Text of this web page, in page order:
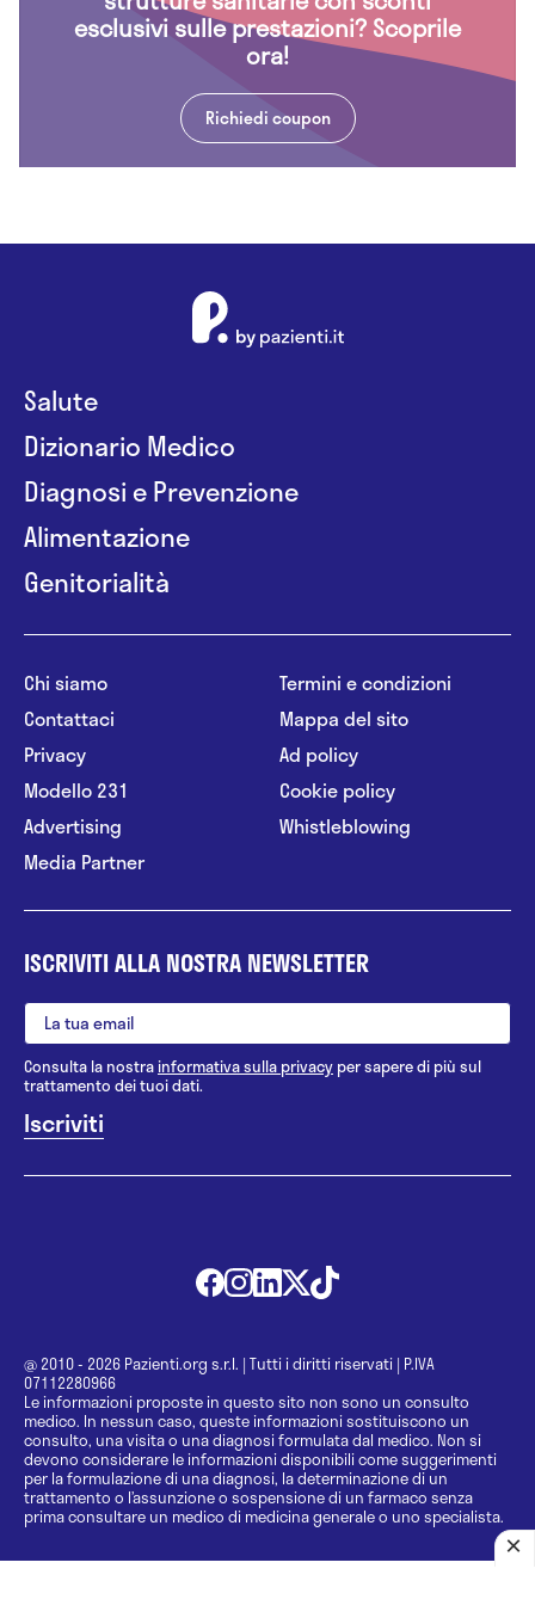
esclusivi sulle prestazioni? Scoprile
ora!
Richiedi coupon
Salute
Dizionario Medico
Diagnosi e Prevenzione
Alimentazione
Genitorialità
Chi siamo
Contattaci
Privacy
Modello 231
Advertising
Media Partner
Termini e condizioni
Mappa del sito
Ad policy
Cookie policy
Whistleblowing
ISCRIVITI ALLA NOSTRA NEWSLETTER
Consulta la nostrainformativa sulla privacy per sapere di più sul
trattamento dei tuoi dati.
@ 2010 - 2026 Pazienti.org s.r.l. | Tutti i diritti riservati | P.IVA
07112280966
Le informazioni proposte in questo sito non sono un consulto
medico. In nessun caso, queste informazioni sostituiscono un
consulto, una visita o una diagnosi formulata dal medico. Non si
devono considerare le informazioni disponibili come suggerimenti
per la formulazione di una diagnosi, la determinazione di un
trattamento o l’assunzione o sospensione di un farmaco senza
prima consultare un medico di medicina generale o uno specialista.